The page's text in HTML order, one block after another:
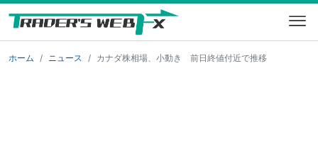
ホーム ニュース カナダ株相場、小動き 前日終値付近で推移